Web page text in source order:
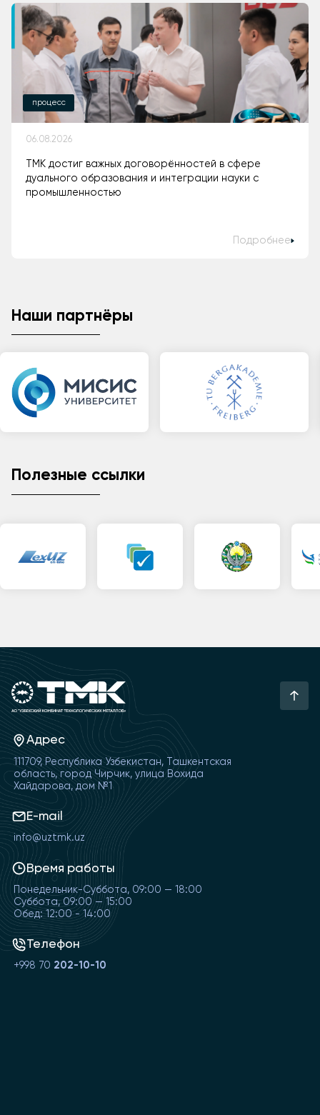
процесс
06.08.2026
ТМК достиг важных договорённостей в сфере
дуального образования и интеграции науки с
промышленностью
Подробнее
Наши партнёры
Полезные ссылки
Адрес
111709, Республика Узбекистан, Ташкентская
область, город Чирчик, улица Вохида
Хайдарова, дом №1
E-mail
info@uztmk.uz
Время работы
Понедельник-Суббота, 09:00 — 18:00
Суббота, 09:00 — 15:00
Обед: 12:00 - 14:00
Телефон
+998 70 202-10-10